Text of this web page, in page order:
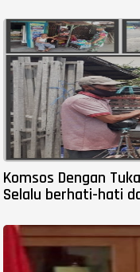
Komsos Dengan
Selalu berhati-hati